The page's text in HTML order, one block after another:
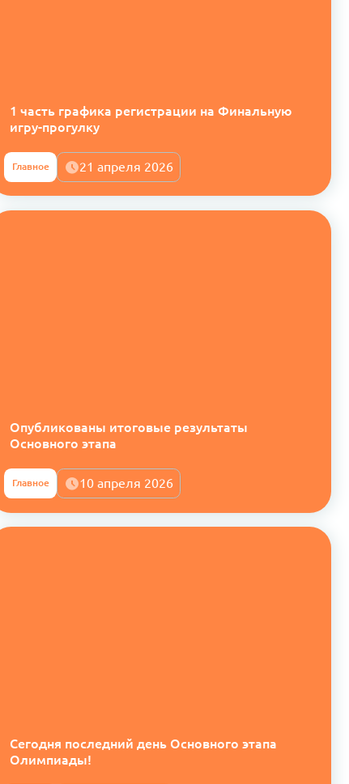
1 часть графика регистрации на Финальную
игру-прогулку
Главное 21 апреля 2026
Опубликованы итоговые результаты
Основного этапа
Главное 10 апреля 2026
Сегодня последний день Основного этапа
Олимпиады!